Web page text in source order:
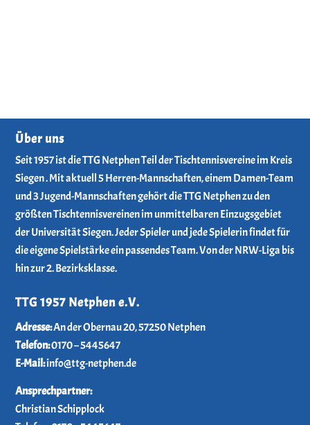
Über uns
Seit 1957 ist die TTG Netphen Teil der Tischtennisvereine im Kreis
Siegen . Mit aktuell 5 Herren-Mannschaften, einem Damen-Team
und 3 Jugend-Mannschaften gehört die TTG Netphen zu den
größten Tischtennisvereinen im unmittelbaren Einzugsgebiet
der Universität Siegen. Jeder Spieler und jede Spielerin findet für
die eigene Spielstärke ein passendes Team. Von der NRW-Liga bis
hin zur 2. Bezirksklasse.
TTG 1957 Netphen e.V.
­Adresse:An der Obernau 20, 57250 Netphen
Telefon:0170 – 5445647
E-Mail:info@ttg-netphen.de
Ansprechpartner:
Christian Schipplock